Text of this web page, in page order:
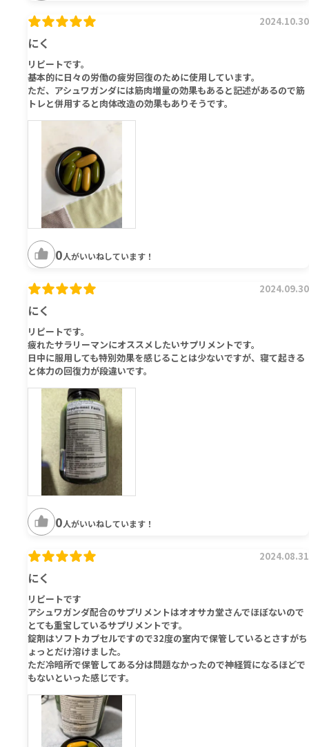
にく
2024.10.30
リピートです。
基本的に日々の労働の疲労回復のために使用しています。
ただ、アシュワガンダには筋肉増量の効果もあると記述があるので筋
トレと併用すると肉体改造の効果もありそうです。
0人がいいねしています！
にく
2024.09.30
リピートです。
疲れたサラリーマンにオススメしたいサプリメントです。
日中に服用しても特別効果を感じることは少ないですが、寝て起きる
と体力の回復力が段違いです。
0人がいいねしています！
にく
2024.08.31
リピートです
アシュワガンダ配合のサプリメントはオオサカ堂さんでほぼないので
とても重宝しているサプリメントです。
錠剤はソフトカプセルですので32度の室内で保管しているとさすがち
ょっとだけ溶けました。
ただ冷暗所で保管してある分は問題なかったので神経質になるほどで
もないといった感じです。